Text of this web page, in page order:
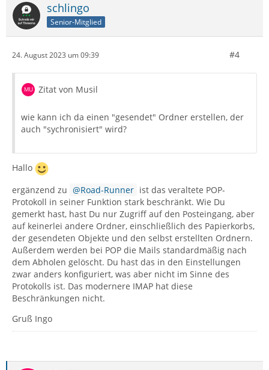
schlingo
Senior-Mitglied
24. August 2023 um 09:39 #4
Zitat von Musil
wie kann ich da einen "gesendet" Ordner erstellen, der
auch "sychronisiert" wird?
Hallo
ergänzend zu
Road-Runner ist das veraltete POP-
Protokoll in seiner Funktion stark beschränkt. Wie Du
gemerkt hast, hast Du nur Zugriff auf den Posteingang, aber
auf keinerlei andere Ordner, einschließlich des Papierkorbs,
der gesendeten Objekte und den selbst erstellten Ordnern.
Außerdem werden bei POP die Mails standardmäßig nach
dem Abholen gelöscht. Du hast das in den Einstellungen
zwar anders konfiguriert, was aber nicht im Sinne des
Protokolls ist. Das modernere IMAP hat diese
Beschränkungen nicht.
Gruß Ingo